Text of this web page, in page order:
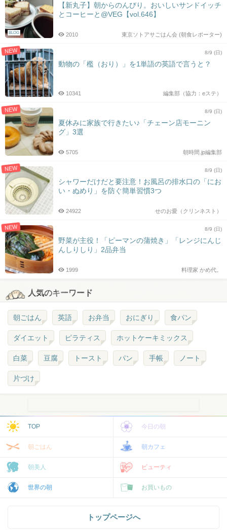
BLOG
【新丸子】朝からのんびり。おいしいサンドイッチ
とコーヒーと@VEG【vol.646】
東京ソトアサごはん会 (朝食レポーター)
2010
NEW 8/9 (日)
動物の「檻（おり）」を1単語の英語で言うと？
編集部（協力：eステ）
10341
NEW 8/9 (日)
夏休みに家族で行きたい♪「チェーン店モーニン
グ」3選
朝時間.jp編集部
5705
NEW 8/9 (日)
シャワーだけだと要注意！お風呂の排水口の「にお
い・ぬめり」を防ぐ簡単習慣3つ
せのお愛（クリンネスト）
24922
NEW 8/9 (日)
野菜が主役！「ピーマンの蒲焼き」「レンジにんじ
んしりしり」2品弁当
料理家 かめ代。
1999
人気のキーワード
朝ごはん 英語 お弁当 おにぎり 食パン
ダイエット ピラティス ホットケーキミックス
白菜 豆腐 トースト パン 手帳 ノート
片づけ
TOP 今日の朝
朝ごはん 朝カフェ
朝美人 ビューティ
世界の朝 お買いもの
トップページへ